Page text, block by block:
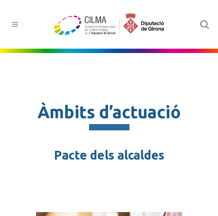
Àmbits d’actuació
Pacte dels alcaldes